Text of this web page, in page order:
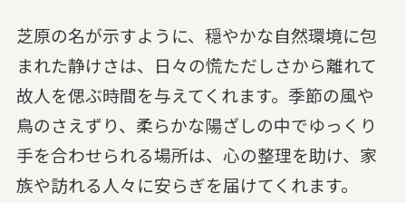
芝原の名が示すように、穏やかな自然環境に包
まれた静けさは、日々の慌ただしさから離れて
故人を偲ぶ時間を与えてくれます。季節の風や
鳥のさえずり、柔らかな陽ざしの中でゆっくり
手を合わせられる場所は、心の整理を助け、家
族や訪れる人々に安らぎを届けてくれます。